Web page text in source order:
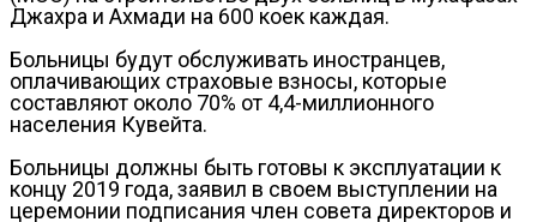
Джахра и Ахмади на 600 коек каждая.
Больницы будут обслуживать иностранцев,
оплачивающих страховые взносы, которые
составляют около 70% от 4,4-миллионного
населения Кувейта.
Больницы должны быть готовы к эксплуатации к
концу 2019 года, заявил в своем выступлении на
церемонии подписания член совета директоров и